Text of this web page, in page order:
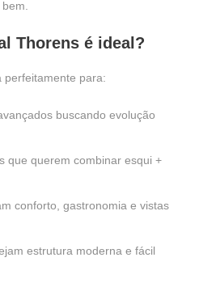
Thorens é ideal?
perfeitamente para:
buscando evolução
que querem combinar esqui +
conforto, gastronomia e vistas
estrutura moderna e fácil